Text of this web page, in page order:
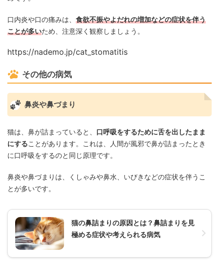
口内炎や口の痛みは、 食欲不振やよだれの増加などの症状を伴う
ことが多いため、注意深く観察しましょう。
https://nademo.jp/cat_stomatitis
その他の病気
鼻炎や鼻づまり
猫は、鼻が詰まっていると、 口呼吸をするために舌を出したまま
にすることがあります。これは、人間が風邪で鼻が詰まったとき
に口呼吸をするのと同じ原理です。
鼻炎や鼻づまりは、くしゃみや鼻水、いびきなどの症状を伴うこ
とが多いです。
猫の鼻詰まりの原因とは？鼻詰まりを見
極める症状や考えられる病気